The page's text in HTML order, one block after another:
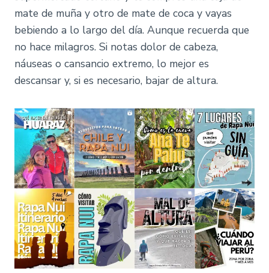
mate de muña y otro de mate de coca y vayas
bebiendo a lo largo del día. Aunque recuerda que
no hace milagros. Si notas dolor de cabeza,
náuseas o cansancio extremo, lo mejor es
descansar y, si es necesario, bajar de altura.